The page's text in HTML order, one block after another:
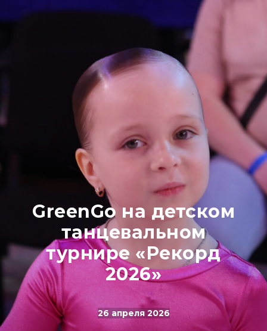
GreenGo на детском
танцевальном
турнире «Рекорд
2026»
26 апреля 2026